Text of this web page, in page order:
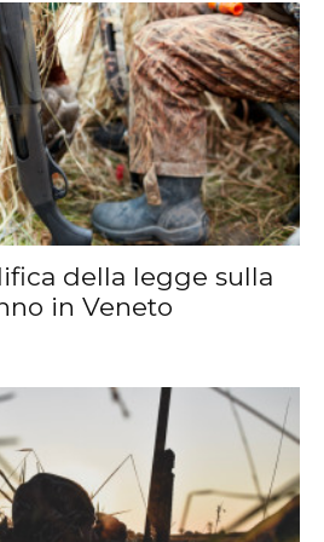
della legge sulla
in Veneto